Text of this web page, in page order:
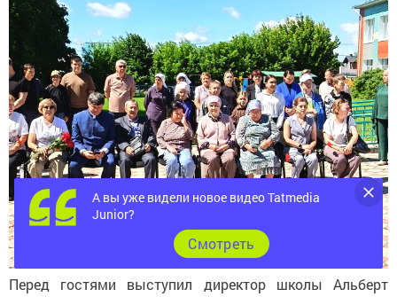
Перед гостями выступил директор школы Альберт
А вы уже видели новое видео Tatmedia
Junior?
Cмотреть